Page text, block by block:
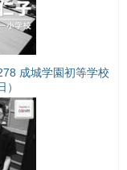
成城学園初等学校